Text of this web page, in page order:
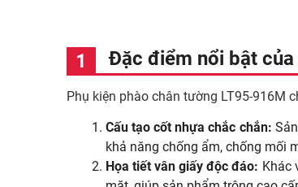
Đặc điểm nổi bật
Phụ kiện phào chân tường LT95-916M
Cấu tạo cốt nhựa chắc chắn:
khả năng chống ẩm, chống mối
Họa tiết vân giấy độc đáo: Khác